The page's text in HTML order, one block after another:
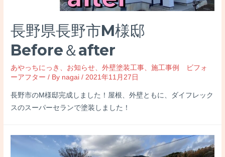
長野県長野市M様邸
Before＆after
あやっちにっき 、 お知らせ、外壁塗装工事、施工事例 ビフォ
ーアフター / By nagai /2021年11月27日
長野市のM様邸完成しました！屋根、外壁ともに、ダイフレック
スのスーパーセランで塗装しました！